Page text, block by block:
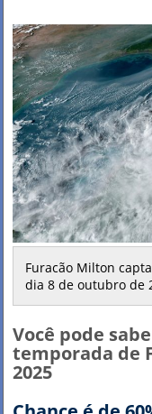
Furacão Milton
dia 8 de outubro de
Você pode
temporada de
2025